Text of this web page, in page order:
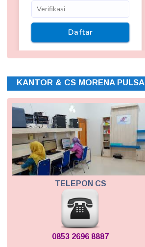
KANTOR & CS MORENA PULSA
TELEPON CS
0853 2696 8887